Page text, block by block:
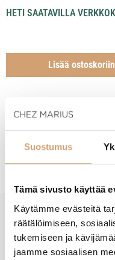
Suostumus
Tämä sivusto käyttää
Käytämme evästeitä
räätälöimiseen,
tukemiseen ja
jaamme sosiaalisen
HETI SAATAVILLA
Lisää ostoskoriin
Tuotekuvaus
-
New content loaded